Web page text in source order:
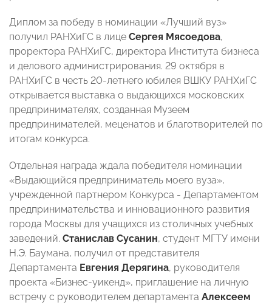
Диплом за победу в номинации «Лучший вуз»
получил РАНХиГС в лице Сергея Мясоедова,
проректора РАНХиГС, директора Института бизнеса
и делового администрирования. 29 октября в
РАНХиГС в честь 20-летнего юбилея ВШКУ РАНХиГС
открывается выставка о выдающихся московских
предпринимателях, созданная Музеем
предпринимателей, меценатов и благотворителей по
итогам конкурса.
Отдельная награда ждала победителя номинации
«Выдающийся предприниматель моего вуза»,
учрежденной партнером Конкурса - Департаментом
предпринимательства и инновационного развития
города Москвы для учащихся из столичных учебных
заведений. Станислав Сусанин, студент МГТУ имени
Н.Э. Баумана, получил от представителя
Департамента Евгения Дерягина, руководителя
проекта «Бизнес-уикенд», приглашение на личную
встречу с руководителем департамента Алексеем